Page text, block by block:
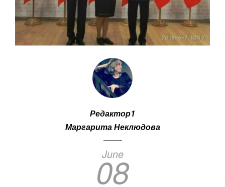
Редактор1
Маргарита Неклюдова
June
08